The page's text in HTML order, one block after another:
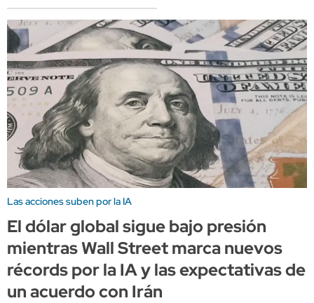
Las acciones suben por la IA
El dólar global sigue bajo presión
mientras Wall Street marca nuevos
récords por la IA y las expectativas de
un acuerdo con Irán